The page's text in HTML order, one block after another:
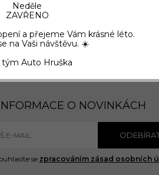
Neděle
ZAVŘENO
a přejeme Vám krásné léto.
na Vaši návštěvu. ☀️
tým Auto Hruška
O NOVINKÁCH
se zpracováním zásad osobních